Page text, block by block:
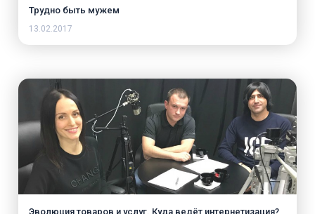
Трудно быть мужем
13.02.2017
Эволюция товаров и услуг. Куда ведёт интернетизация?